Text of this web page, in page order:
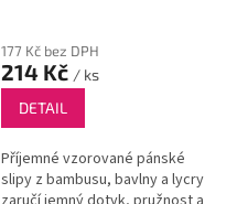
177 Kč bez DPH
214 Kč / ks
DETAIL
Příjemné vzorované pánské
slipy z bambusu, bavlny a lycry